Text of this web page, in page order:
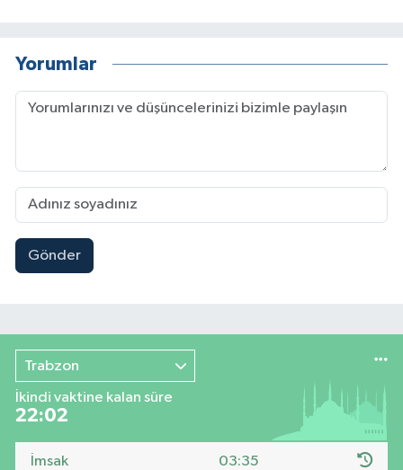
Yorumlar
Gönder
Trabzon
İkindi vaktine kalan süre
22:01
İmsak 03:35